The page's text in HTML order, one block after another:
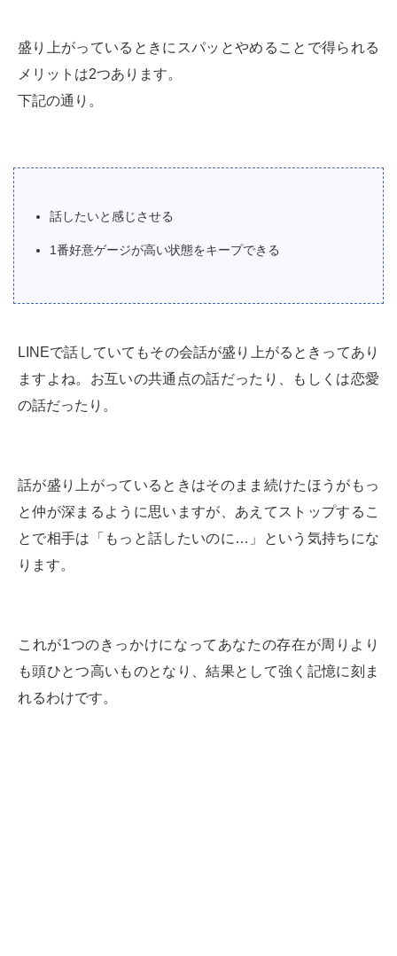
盛り上がっているときにスパッとやめることで得られる
メリットは2つあります。
下記の通り。
話したいと感じさせる
1番好意ゲージが高い状態をキープできる
LINEで話していてもその会話が盛り上がるときってあり
ますよね。お互いの共通点の話だったり、もしくは恋愛
の話だったり。
話が盛り上がっているときはそのまま続けたほうがもっ
と仲が深まるように思いますが、あえてストップするこ
とで相手は「もっと話したいのに…」という気持ちにな
ります。
これが1つのきっかけになってあなたの存在が周りより
も頭ひとつ高いものとなり、結果として強く記憶に刻ま
れるわけです。